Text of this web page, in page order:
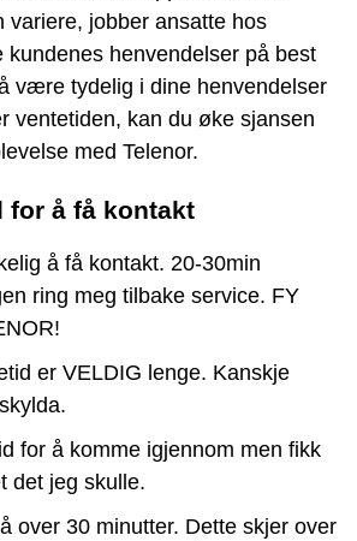
variere, jobber ansatte hos
kundenes henvendelser på best
være tydelig i dine henvendelser
ventetiden, kan du øke sjansen
med Telenor.
for å få kontakt
å få kontakt. 20-30min
ring meg tilbake service. FY
er VELDIG lenge. Kanskje
for å komme igjennom men fikk
det jeg skulle.
over 30 minutter. Dette skjer over